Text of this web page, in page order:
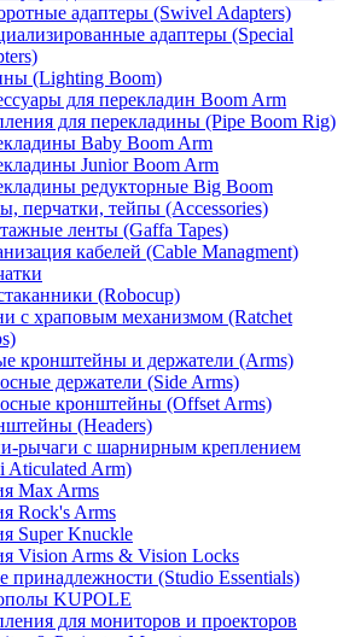
адаптеры (Swivel Adapters)
адаптеры (Special
(Lighting Boom)
для перекладин Boom Arm
для перекладины (Pipe Boom Rig)
Baby Boom Arm
Junior Boom Arm
редукторные Big Boom
перчатки, тейпы (Accessories)
ленты (Gaffa Tapes)
кабелей (Cable Managment)
(Robocup)
с храповым механизмом (Ratchet
кронштейны и держатели (Arms)
держатели (Side Arms)
кронштейны (Offset Arms)
(Headers)
рычаги с шарнирным креплением
Aticulated Arm)
Max Arms
Rock's Arms
Super Knuckle
Vision Arms & Vision Locks
принадлежности (Studio Essentials)
KUPOLE
для мониторов и проекторов